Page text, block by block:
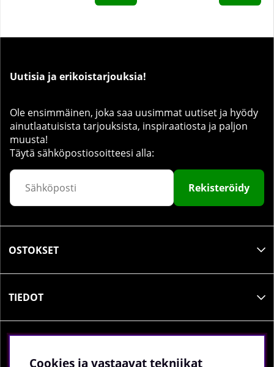
Uutisia ja erikoistarjouksia!
Ole ensimmäinen, joka saa uusimmat uutiset ja hyödy
ainutlaatuisista tarjouksista, inspiraatiosta ja paljon
muusta!
Täytä sähköpostiosoitteesi alla:
Rekisteröidy
OSTOKSET
TIEDOT
Cookies ja vastaavat tekniikat